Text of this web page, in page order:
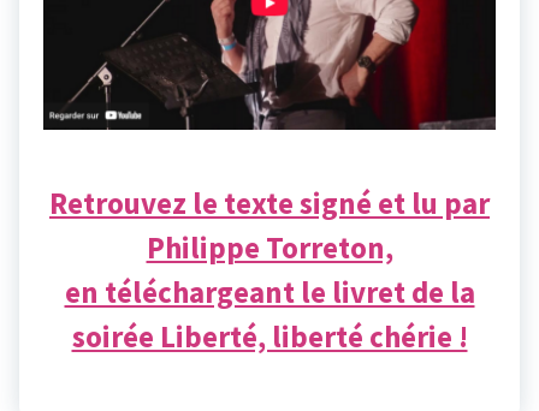
Retrouvez le texte signé et lu par
Philippe Torreton,
en téléchargeant le livret de la
soirée Liberté, liberté chérie !